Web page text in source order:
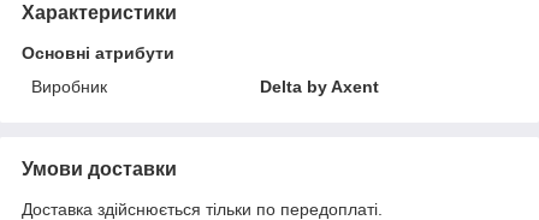
Характеристики
Основні атрибути
Виробник
Delta by Axent
Умови доставки
Доставка здійснюється тільки по передоплаті.